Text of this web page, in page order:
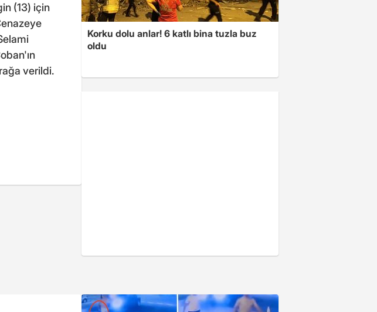
(13) için
verildi.
Korku dolu anlar! 6 katlı bina tuzla buz
oldu